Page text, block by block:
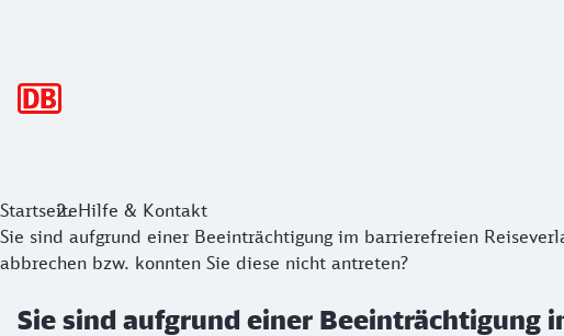
StartseiteHilfe & Kontakt
Sie sind aufgrund einer Beeinträchtigung im barrierefreien
abbrechen bzw. konnten Sie diese nicht antreten?
Sie sind aufgrund einer Beeinträchtigung